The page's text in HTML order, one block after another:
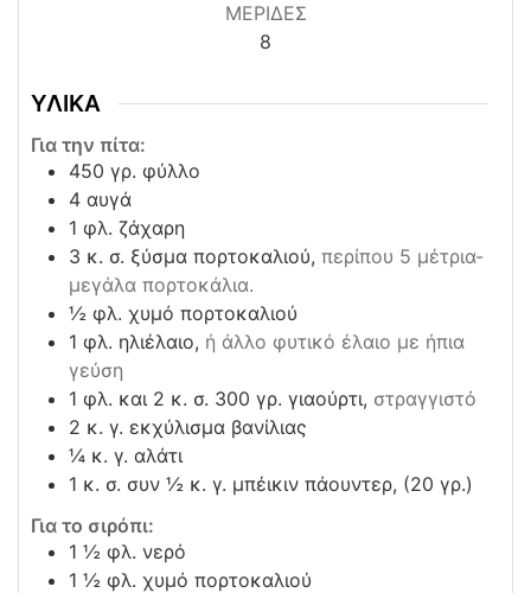
ΜΕΡΙΔΕΣ
8
ΥΛΙΚΑ
Για την πίτα:
450 γρ. φύλλο
4 αυγά
1 φλ. ζάχαρη
3 κ. σ. ξύσμα πορτοκαλιού, περίπου 5 μέτρια-
μεγάλα πορτοκάλια.
½ φλ. χυμό πορτοκαλιού
1 φλ. ηλιέλαιο, ή άλλο φυτικό έλαιο με ήπια
γεύση
1 φλ. και 2 κ. σ. 300 γρ. γιαούρτι, στραγγιστό
2 κ. γ. εκχύλισμα βανίλιας
¼ κ. γ. αλάτι
1 κ. σ. συν ½ κ. γ. μπέικιν πάουντερ, (20 γρ.)
Για το σιρόπι:
1 ½ φλ. νερό
1 ½ φλ. χυμό πορτοκαλιού